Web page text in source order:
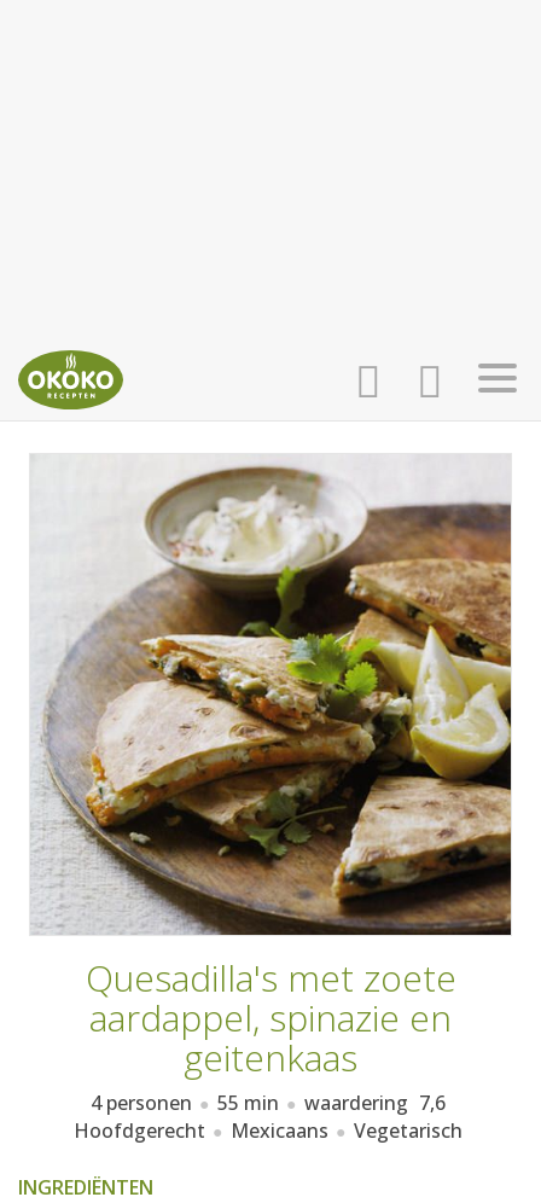
AANMELDEN
HOME
RECEPTEN
WEEKMENU'S
KOOKBOEKEN
Quesadilla's met zoete
aardappel, spinazie en
geitenkaas
4 personen 55 min waardering 7,6
Hoofdgerecht
Mexicaans Vegetarisch
INGREDIËNTEN